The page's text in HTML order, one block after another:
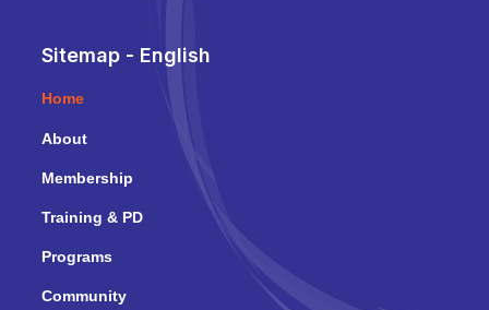
Sitemap - English
Home
About
Membership
Training & PD
Programs
Community